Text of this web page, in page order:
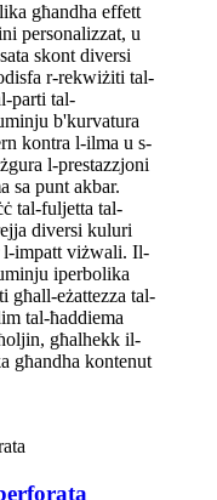
għandha effett
personalizzat, u
skont diversi
r-rekwiżiti tal-
parti tal-
b'kurvatura
kontra l-ilma u s-
l-prestazzjoni
sa punt akbar.
tal-fuljetta tal-
diversi kuluri
l-impatt viżwali. Il-
iperbolika
eżattezza tal-
tal-ħaddiema
għalhekk il-
għandha kontenut